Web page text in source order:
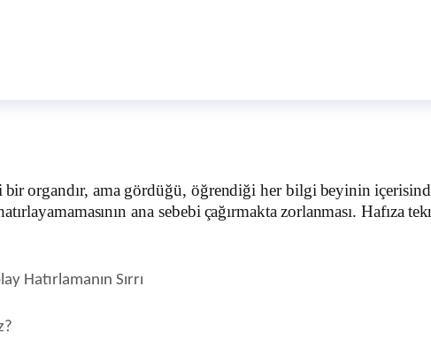
birorgandır, ama gördüğü, öğrendiği herbilgi beyinin
ana sebebi çağırmakta zorlanması.Hafıza
Hatrlamanın Sırrı